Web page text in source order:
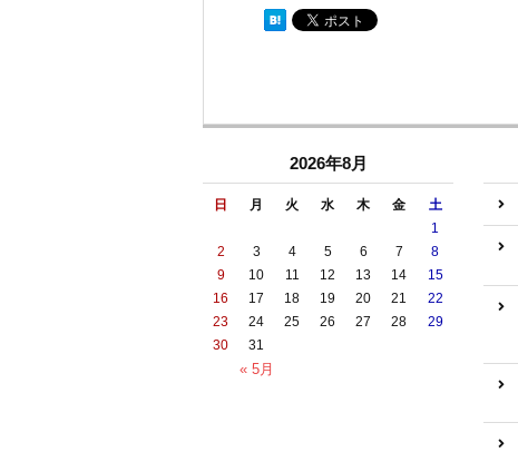
2026年8月
日 月 火 水 木 金 土
« 5月
1
2
3 4 5 6 7
8
9
10 11 12 13 14
15
16
17 18 19 20 21
22
23
24 25 26 27 28
29
30
31